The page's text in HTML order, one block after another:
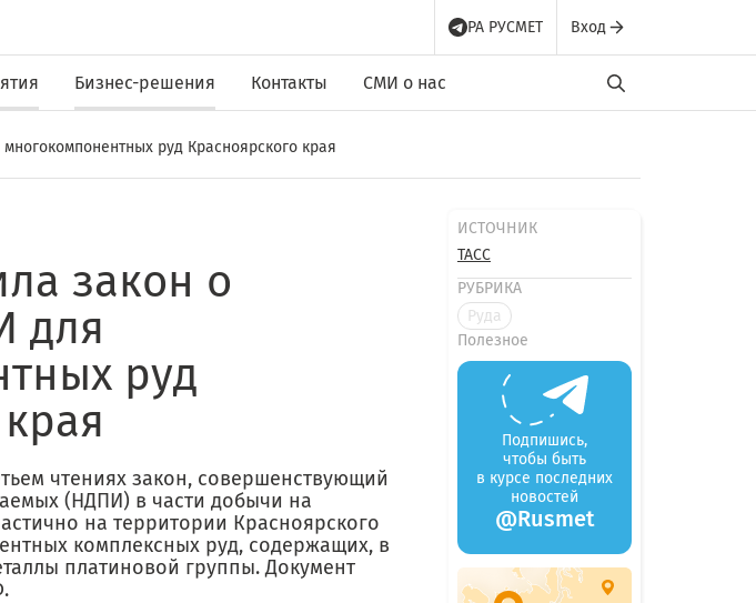
РА РУСМЕТ Вход
Бизнес-решения Контакты СМИ о нас
руд Красноярского края
закон о
для
руд
чтениях закон, совершенствующий
(НДПИ) в части добычи на
на территории Красноярского
комплексных руд, содержащих, в
платиновой группы. Документ
ИСТОЧНИК
ТАСС
РУБРИКА
Руда
Полезное
Подпишись,
чтобы быть
в курсе последних
новостей
@Rusmet